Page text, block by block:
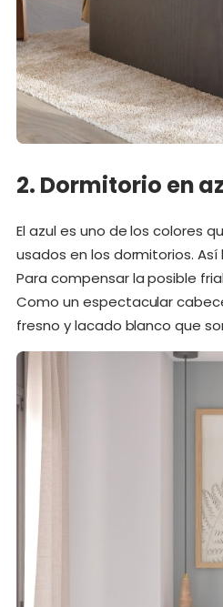
2. Dormitorio en
El azul es uno de los colores
usados en los dormitorios.
Para compensar la posible
Como un espectacular
fresno y lacado blanco que